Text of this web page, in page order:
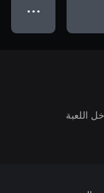
● ● ●
اللعبة